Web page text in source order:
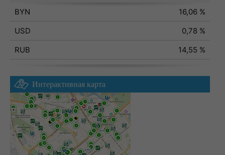
BYN
16,06 %
USD
0,78 %
RUB
14,55 %
Интерактивная карта